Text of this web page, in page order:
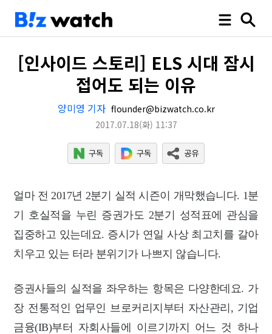
[인사이드 스토리] ELS 시대 잠시
접어도 되는 이유
양미영 기자 flounder@bizwatch.co.kr
2017.07.18(화) 11:37
얼마 전 2017년 2분기 실적 시즌이 개막했습니다. 1분
기 호실적을 누린 증권가도 2분기 성적표에 관심을
집중하고 있는데요. 증시가 연일 사상 최고치를 갈아
치우고 있는 터 라 분위기가 나쁘지 않습니다.
증권사들의 실적을 좌우하는 항목은 다양한데요. 가
장 전통적인 업무인 브로커리지 부터 자산관리, 기업
금융(IB)부터 자회사들에 이르기까지 어느 것 하나